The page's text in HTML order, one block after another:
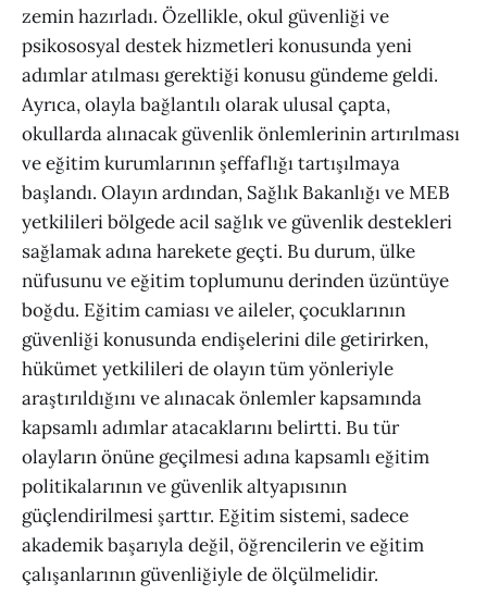
zemin hazırladı. Özellikle, okul güvenliği ve
psikososyal destek hizmetleri konusunda yeni
adımlar atılması gerektiği konusu gündeme geldi.
Ayrıca, olayla bağlantılı olarak ulusal çapta,
okullarda alınacak güvenlik önlemlerinin artırılması
ve eğitim kurumlarının şeffaflığı tartışılmaya
başlandı. Olayın ardından, Sağlık Bakanlığı ve MEB
yetkilileri bölgede acil sağlık ve güvenlik destekleri
sağlamak adına harekete geçti. Bu durum, ülke
nüfusunu ve eğitim toplumunu derinden üzüntüye
boğdu. Eğitim camiası ve aileler, çocuklarının
güvenliği konusunda endişelerini dile getirirken,
hükümet yetkilileri de olayın tüm yönleriyle
araştırıldığını ve alınacak önlemler kapsamında
kapsamlı adımlar atacaklarını belirtti. Bu tür
olayların önüne geçilmesi adına kapsamlı eğitim
politikalarının ve güvenlik altyapısının
güçlendirilmesi şarttır. Eğitim sistemi, sadece
akademik başarıyla değil, öğrencilerin ve eğitim
çalışanlarının güvenliğiyle de ölçülmelidir.